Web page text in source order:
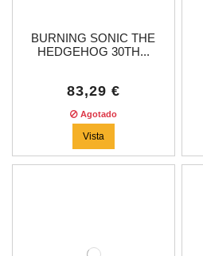
BURNING SONIC THE
HEDGEHOG 30TH...
83,29 €
Agotado
Vista